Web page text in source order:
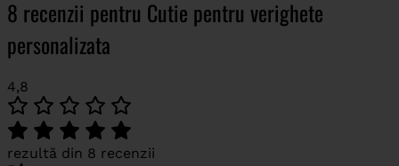
8 recenzii pentru Cutie pentru verighete
personalizata
4,8
rezultă din 8 recenzii